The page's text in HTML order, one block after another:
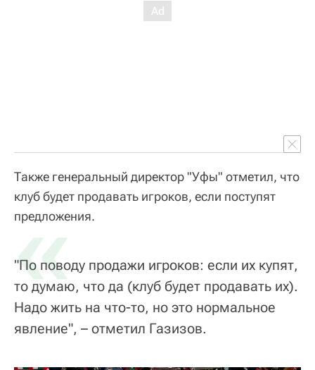
Также генеральный директор "Уфы" отметил, что
клуб будет продавать игроков, если поступят
предложения.
«
"По поводу продажи игроков: если их купят,
то думаю, что да (клуб будет продавать их).
Надо жить на что-то, но это нормальное
явление", – отметил Газизов.